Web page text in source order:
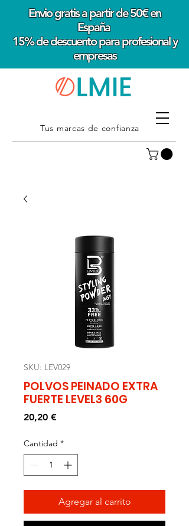
Envio gratis a partir de 50€ en
España
15% de descuento para profesional y
empresas
Tus marcas de confianza
SKU: LEV029
POLVOS PEINADO EXTRA
FUERTE LEVEL3 60G
20,20 €Precio
Cantidad *
Agregar al carrito